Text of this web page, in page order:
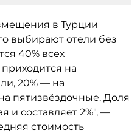
в Турции
выбирают отели без
40% всех
на
20% — на
пятизвёздочные. Доля
и составляет 2%", —
стоимость